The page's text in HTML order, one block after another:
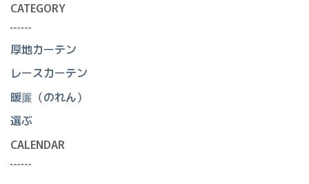
CATEGORY
厚地カーテン
レースカーテン
暖簾（のれん）
選ぶ
CALENDAR